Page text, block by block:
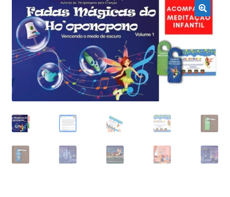
Carrinho
Finalizar compra
0
R$0,00